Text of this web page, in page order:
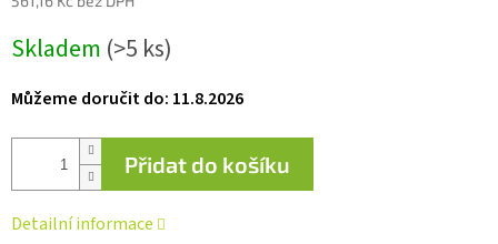
cena:
Skladem (>5 ks)
Můžeme doručit do: 11.8.2026
Přidat do košíku
Detailní informace